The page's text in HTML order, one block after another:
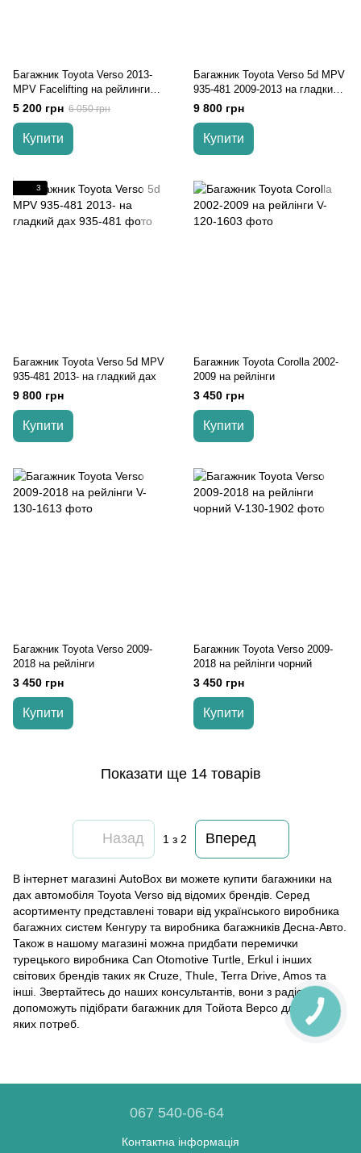
Багажник Toyota Verso 2013-
MPV Facelifting на рейлинги
Aguri Prestige
5 200 грн 6 050 грн
Купити
Багажник Toyota Verso 5d MPV
935-481 2009-2013 на гладкий
дах
9 800 грн
Купити
3
Багажник Toyota Verso 5d MPV
935-481 2013- на гладкий дах
9 800 грн
Купити
Багажник Toyota Corolla 2002-
2009 на рейлінги
3 450 грн
Купити
Багажник Toyota Verso 2009-
2018 на рейлінги
3 450 грн
Купити
Багажник Toyota Verso 2009-
2018 на рейлінги чорний
3 450 грн
Купити
Показати ще 14 товарів
Назад 1 з 2 Вперед
В інтернет магазині AutoBox ви можете купити багажники на
дах автомобіля Toyota Verso від відомих брендів. Серед
асортименту представлені товари від українського виробника
багажних систем Кенгуру та виробника багажників Десна-Авто.
Також в нашому магазині можна придбати перемички
турецького виробника Can Otomotive Turtle, Erkul і інших
світових брендів таких як Cruze, Thule, Terra Drive, Amos та
інші. Звертайтесь до наших консультантів, вони з радістю
допоможуть підібрати багажник для Тойота Версо для будь-
яких потреб.
067 540-06-64
Контактна інформація